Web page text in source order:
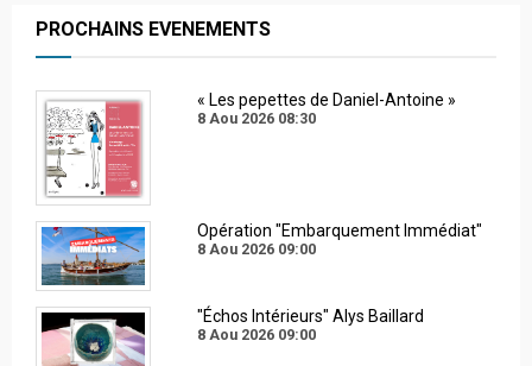
PROCHAINS EVENEMENTS
« Les pepettes de Daniel-Antoine »
8 Aou 2026 08:30
Opération "Embarquement Immédiat"
8 Aou 2026 09:00
"Échos Intérieurs" Alys Baillard
8 Aou 2026 09:00